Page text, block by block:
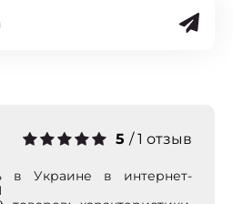
5 /1 отзыв
в Украине в интернет-